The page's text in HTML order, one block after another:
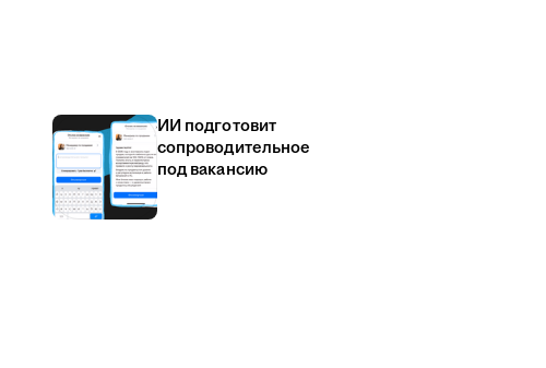
ИИ подготовит
сопроводительное
под вакансию